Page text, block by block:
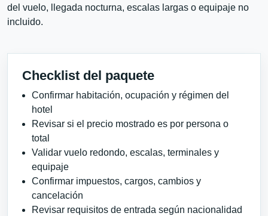
del vuelo, llegada nocturna, escalas largas o equipaje no
incluido.
Checklist del paquete
Confirmar habitación, ocupación y régimen del
hotel
Revisar si el precio mostrado es por persona o
total
Validar vuelo redondo, escalas, terminales y
equipaje
Confirmar impuestos, cargos, cambios y
cancelación
Revisar requisitos de entrada según nacionalidad